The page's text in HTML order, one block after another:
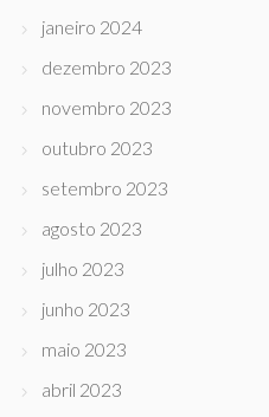
janeiro 2024
dezembro 2023
novembro 2023
outubro 2023
setembro 2023
agosto 2023
julho 2023
junho 2023
maio 2023
abril 2023